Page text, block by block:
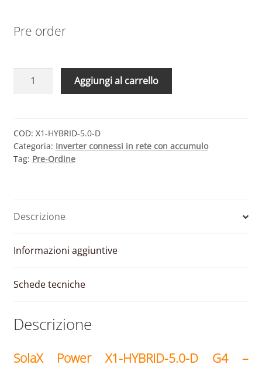
Pre order
SOLAX
5.0-
D
G4
IBRIDO
MPPT
W
Aggiungi al carrello
COD: X1-HYBRID-5.0-D
Categoria: Inverter connessi in rete con accumulo
Tag: Pre-Ordine
Descrizione
Informazioni aggiuntive
Schede tecniche
Descrizione
SolaX Power X1-HYBRID-5.0-D G4 –